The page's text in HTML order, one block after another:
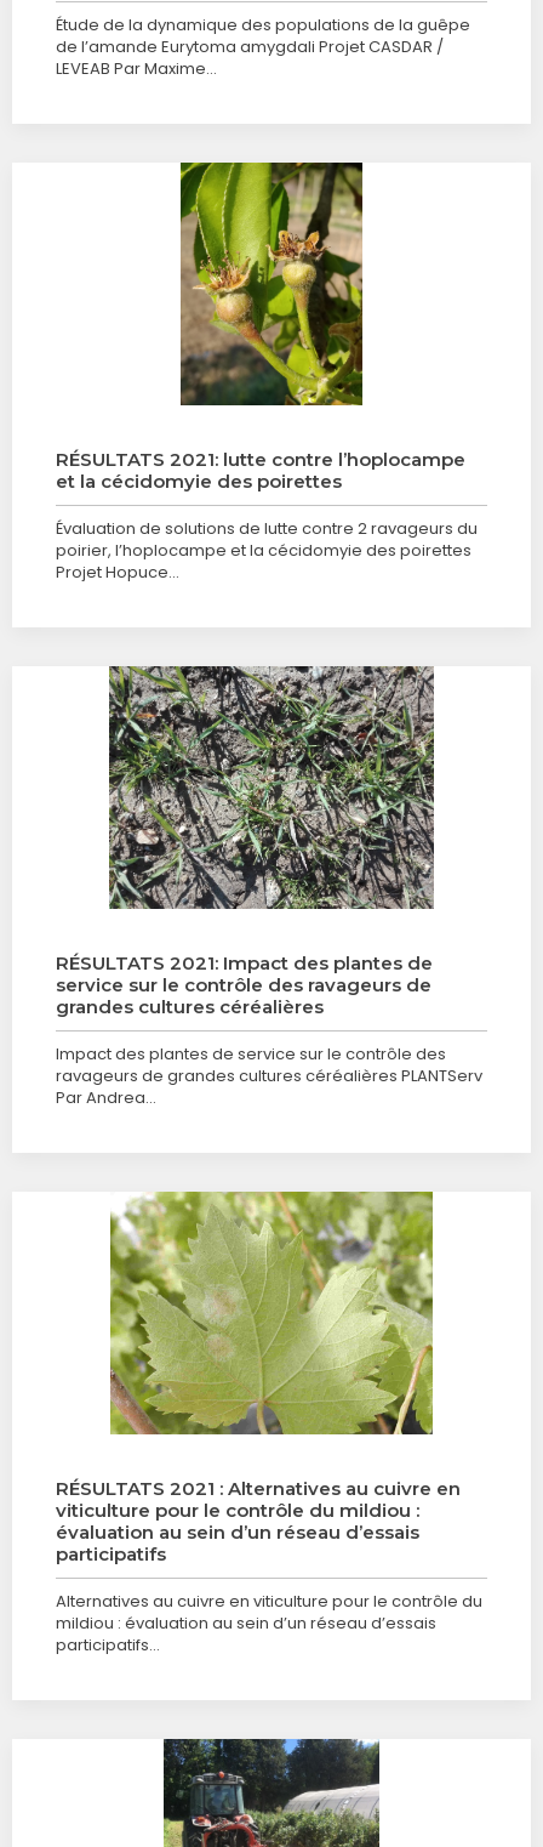
Étude de la dynamique des populations de la guêpe
de l’amande Eurytoma amygdali Projet CASDAR /
LEVEAB Par Maxime…
RÉSULTATS 2021: lutte contre l’hoplocampe
et la cécidomyie des poirettes
Évaluation de solutions de lutte contre 2 ravageurs du
poirier, l’hoplocampe et la cécidomyie des poirettes
Projet Hopuce…
RÉSULTATS 2021: Impact des plantes de
service sur le contrôle des ravageurs de
grandes cultures céréalières
Impact des plantes de service sur le contrôle des
ravageurs de grandes cultures céréalières PLANTServ
Par Andrea…
RÉSULTATS 2021 : Alternatives au cuivre en
viticulture pour le contrôle du mildiou :
évaluation au sein d’un réseau d’essais
participatifs
Alternatives au cuivre en viticulture pour le contrôle du
mildiou : évaluation au sein d’un réseau d’essais
participatifs…